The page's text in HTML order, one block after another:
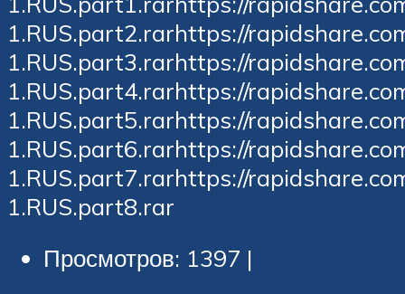
1.RUS.part2.rarhttps://
1.RUS.part3.rarhttps://
1.RUS.part4.rarhttps://
1.RUS.part5.rarhttps://
1.RUS.part6.rarhttps://
1.RUS.part7.rarhttps://
1.RUS.part8.rar
Просмотров: 1397 |